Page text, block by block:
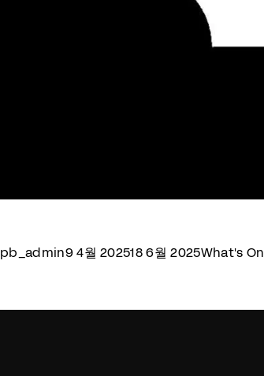
Posted by
pb_admin9 4월 202518 6월 2025Posted in
What's On